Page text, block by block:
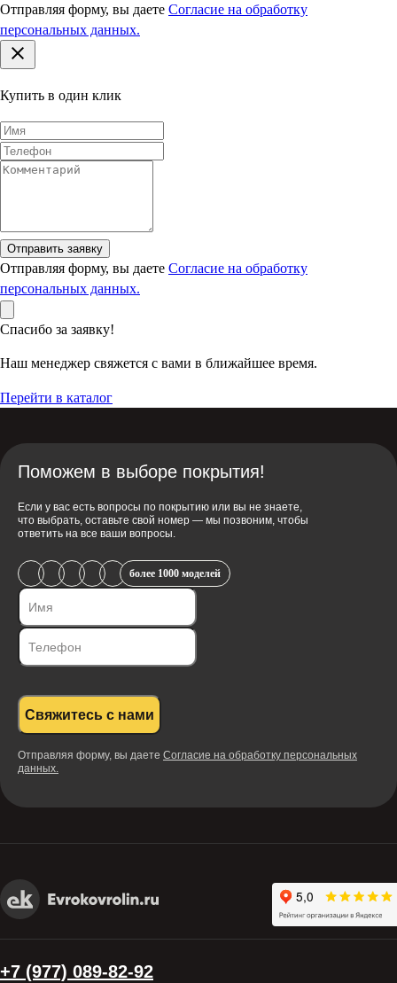
Отправляя форму, вы даете Согласие на обработку
персональных данных.
Купить в один клик
Отправить заявку
Отправляя форму, вы даете Согласие на обработку
персональных данных.
Спасибо за заявку!
Наш менеджер свяжется с вами в ближайшее время.
Перейти в каталог
Поможем в выборе покрытия!
Если у вас есть вопросы по покрытию или вы не знаете,
что выбрать, оставьте свой номер — мы позвоним, чтобы
ответить на все ваши вопросы.
более 1000 моделей
Свяжитесь с нами
Отправляя форму, вы даете Согласие на обработку персональных
данных.
+7 (977) 089-82-92